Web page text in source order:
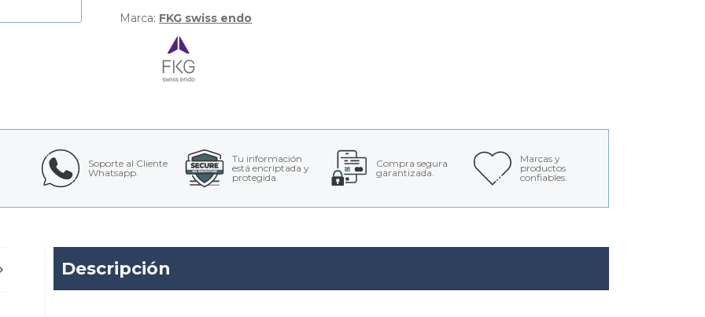
Marca: FKG swiss endo
Soporte al Cliente
Whatsapp.
Tu información
está encriptada y
protegida.
Compra segura
garantizada.
Marcas y
productos
confiables.
Descripción